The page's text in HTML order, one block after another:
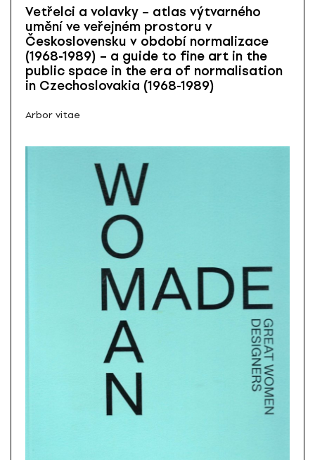
Vetřelci a volavky – atlas výtvarného
umění ve veřejném prostoru v
Československu v období normalizace
(1968-1989) – a guide to fine art in the
public space in the era of normalisation
in Czechoslovakia (1968-1989)
Arbor vitae